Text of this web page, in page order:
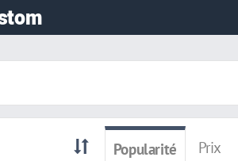
Popularité Prix